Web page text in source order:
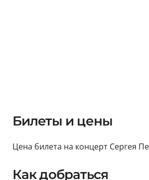
Билеты и цены
Цена билета на концерт Сергея
Как добраться